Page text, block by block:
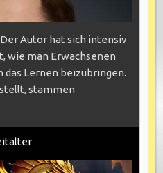
Autor hat sich intensiv
wie man Erwachsenen
das Lernen beizubringen.
stammen